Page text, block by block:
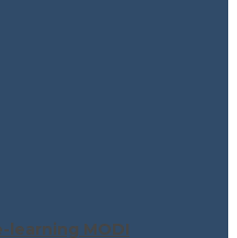
learning MODI